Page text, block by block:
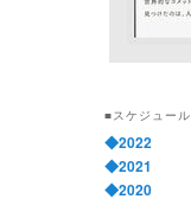
■スケジュール
◆2022
◆2021
◆2020